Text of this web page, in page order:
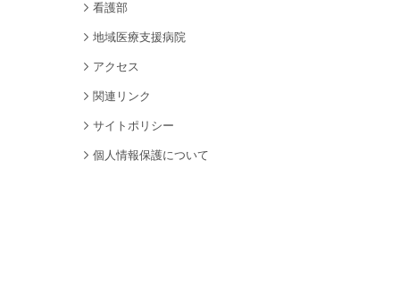
看護部
地域医療支援病院
アクセス
関連リンク
サイトポリシー
個人情報保護について